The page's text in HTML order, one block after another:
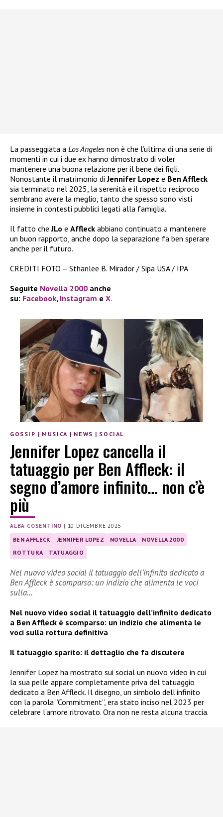
La passeggiata a Los Angelesnon è che l’ultima di una serie di
momenti in cui i due ex hanno dimostrato di voler
mantenere una buona relazione per il bene dei figli.
Nonostante il matrimonio diJennifer Lopez e Ben Affleck
sia terminato nel 2025, la serenità e il rispetto reciproco
sembrano avere la meglio, tanto che spesso sono visti
insieme in contesti pubblici legati alla famiglia.
Il fatto cheJLo e Affleck abbiano continuato a mantenere
un buon rapporto, anche dopo la separazione fa ben sperare
anche per il futuro.
CREDITI FOTO – Sthanlee B. Mirador / Sipa USA / IPA
Seguite Novella 2000 anche
su: Facebook, Instagram e X.
GOSSIP | MUSICA | NEWS | SOCIAL
Jennifer Lopez cancella il
tatuaggio per Ben Affleck: il
segno d’amore infinito… non c’è
più
ALBA COSENTINO | 10 DICEMBRE 2025
BEN AFFLECK JENNIFER LOPEZ NOVELLA
NOVELLA 2000
ROTTURA
TATUAGGIO
Nel nuovo video social il tatuaggio dell’infinito dedicato a
Ben Affleck è scomparso: un indizio che alimenta le voci
sulla…
Nel nuovo video social il tatuaggio dell’infinito dedicato
a Ben Affleck è scomparso: un indizio che alimenta le
voci sulla rottura definitiva
Il tatuaggio sparito: il dettaglio che fa discutere
Jennifer Lopez ha mostrato sui social un nuovo video in cui
la sua pelle appare completamente priva del tatuaggio
dedicato a Ben Affleck. Il disegno, un simbolo dell’infinito
con la parola “Commitment”, era stato inciso nel 2023 per
celebrare l’amore ritrovato. Ora non ne resta alcuna traccia.